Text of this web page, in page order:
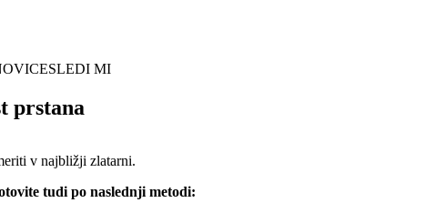
SLEDI MI
prstana
v najbližji zlatarni.
tudi po naslednji metodi: